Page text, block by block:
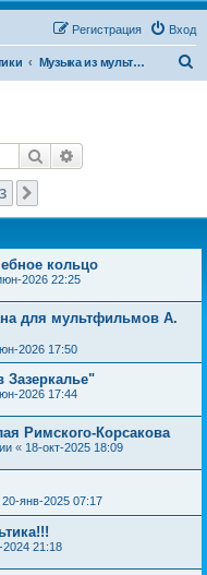
Вход
Регистрация
Музыка из мультфильмов
Поиск
3
кольцо
2026 22:25
для мультфильмов А.
2026 17:50
2026 17:44
Римского-Корсакова
« 18-окт-2025 18:09
20-янв-2025 07:17
21:18